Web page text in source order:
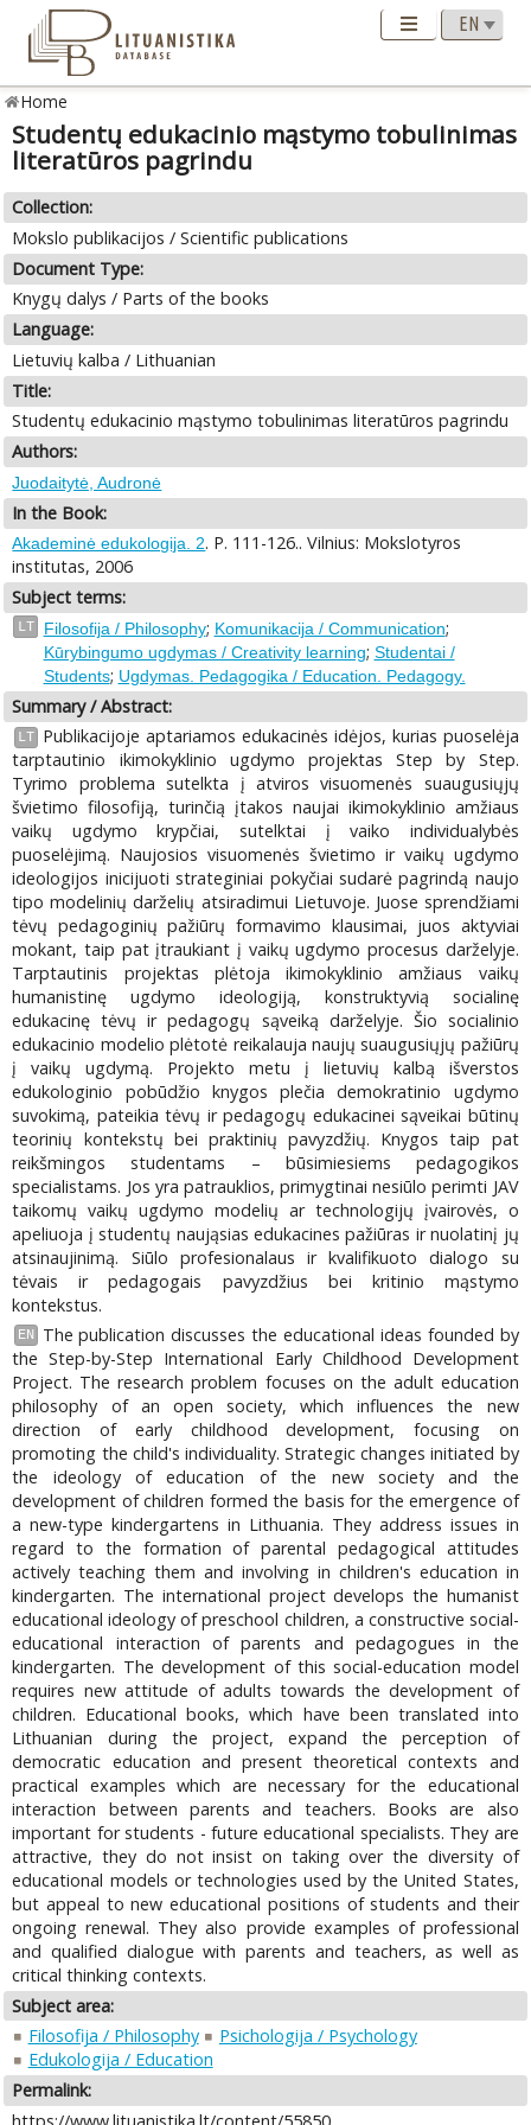
Home
Studentų edukacinio mąstymo tobulinimas
literatūros pagrindu
Collection:
Mokslo publikacijos / Scientific publications
Document Type:
Knygų dalys / Parts of the books
Language:
Lietuvių kalba / Lithuanian
Title:
Studentų edukacinio mąstymo tobulinimas literatūros pagrindu
Authors:
Juodaitytė, Audronė
In the Book:
Akademinė edukologija. 2. P. 111-126.. Vilnius: Mokslotyros
institutas, 2006
Subject terms:
LT Filosofija / Philosophy; Komunikacija / Communication;
Kūrybingumo ugdymas / Creativity learning; Studentai /
Students; Ugdymas. Pedagogika / Education. Pedagogy.
Summary / Abstract:
LT
Publikacijoje aptariamos edukacinės idėjos, kurias puoselėja
tarptautinio ikimokyklinio ugdymo projektas Step by Step.
Tyrimo problema sutelkta į atviros visuomenės suaugusiųjų
švietimo filosofiją, turinčią įtakos naujai ikimokyklinio amžiaus
vaikų ugdymo krypčiai, sutelktai į vaiko individualybės
puoselėjimą. Naujosios visuomenės švietimo ir vaikų ugdymo
ideologijos inicijuoti strateginiai pokyčiai sudarė pagrindą naujo
tipo modelinių darželių atsiradimui Lietuvoje. Juose sprendžiami
tėvų pedagoginių pažiūrų formavimo klausimai, juos aktyviai
mokant, taip pat įtraukiant į vaikų ugdymo procesus darželyje.
Tarptautinis projektas plėtoja ikimokyklinio amžiaus vaikų
humanistinę ugdymo ideologiją, konstruktyvią socialinę
edukacinę tėvų ir pedagogų sąveiką darželyje. Šio socialinio
edukacinio modelio plėtotė reikalauja naujų suaugusiųjų pažiūrų
į vaikų ugdymą. Projekto metu į lietuvių kalbą išverstos
edukologinio pobūdžio knygos plečia demokratinio ugdymo
suvokimą, pateikia tėvų ir pedagogų edukacinei sąveikai būtinų
teorinių kontekstų bei praktinių pavyzdžių. Knygos taip pat
reikšmingos studentams – būsimiesiems pedagogikos
specialistams. Jos yra patrauklios, primygtinai nesiūlo perimti JAV
taikomų vaikų ugdymo modelių ar technologijų įvairovės, o
apeliuoja į studentų naująsias edukacines pažiūras ir nuolatinį jų
atsinaujinimą. Siūlo profesionalaus ir kvalifikuoto dialogo su
tėvais ir pedagogais pavyzdžius bei kritinio mąstymo
kontekstus.
EN
The publication discusses the educational ideas founded by
the Step-by-Step International Early Childhood Development
Project. The research problem focuses on the adult education
philosophy of an open society, which influences the new
direction of early childhood development, focusing on
promoting the child's individuality. Strategic changes initiated by
the ideology of education of the new society and the
development of children formed the basis for the emergence of
a new-type kindergartens in Lithuania. They address issues in
regard to the formation of parental pedagogical attitudes
actively teaching them and involving in children's education in
kindergarten. The international project develops the humanist
educational ideology of preschool children, a constructive social-
educational interaction of parents and pedagogues in the
kindergarten. The development of this social-education model
requires new attitude of adults towards the development of
children. Educational books, which have been translated into
Lithuanian during the project, expand the perception of
democratic education and present theoretical contexts and
practical examples which are necessary for the educational
interaction between parents and teachers. Books are also
important for students - future educational specialists. They are
attractive, they do not insist on taking over the diversity of
educational models or technologies used by the United States,
but appeal to new educational positions of students and their
ongoing renewal. They also provide examples of professional
and qualified dialogue with parents and teachers, as well as
critical thinking contexts.
Subject area:
Filosofija / Philosophy
Psichologija / Psychology
Edukologija / Education
Permalink: